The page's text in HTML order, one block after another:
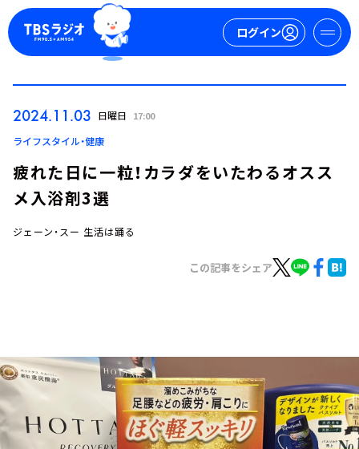
ログイン
ログイン
お知らせ
イベント・グッズ
会社情報
2024.11.03 日曜日 17:00
ライフスタイル・健康
疲れた日に一粒！カラダをいたわるオスス
メ入浴剤3選
ジェーン・スー 生活は踊る
この記事をシェア